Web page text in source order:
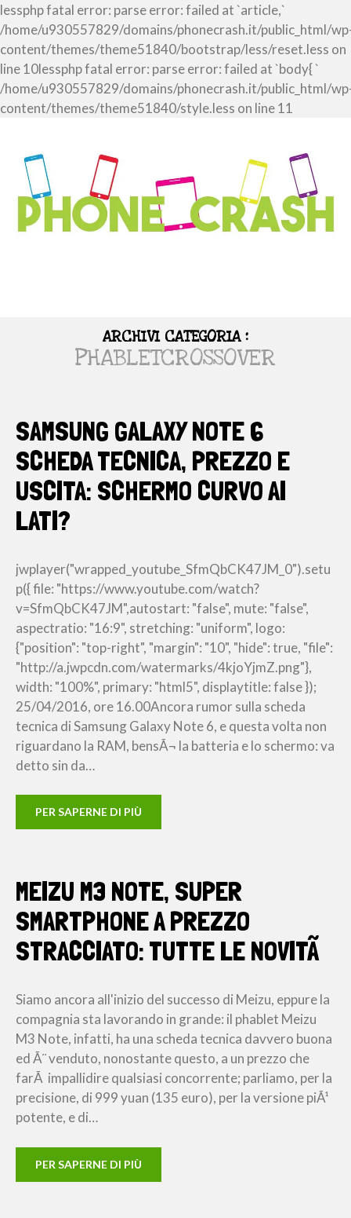
lessphp fatal error: parse error: failed at `article,`
/home/u930557829/domains/phonecrash.it/public_html/
content/themes/theme51840/bootstrap/less/reset.less on
line 10lessphp fatal error: parse error: failed at `body{ `
/home/u930557829/domains/phonecrash.it/public_html/
content/themes/theme51840/style.less on line 11
ARCHIVI CATEGORIA :
PHABLETCROSSOVER
SAMSUNG GALAXY NOTE 6
SCHEDA TECNICA, PREZZO E
USCITA: SCHERMO CURVO AI
LATI?
jwplayer("wrapped_youtube_SfmQbCK47JM_0").setu
p({ file: "https://www.youtube.com/watch?
v=SfmQbCK47JM",autostart: "false", mute: "false",
aspectratio: "16:9", stretching: "uniform", logo:
{"position": "top-right", "margin": "10", "hide": true, "file":
"http://a.jwpcdn.com/watermarks/4kjoYjmZ.png"},
width: "100%", primary: "html5", displaytitle: false });
25/04/2016, ore 16.00Ancora rumor sulla scheda
tecnica di Samsung Galaxy Note 6, e questa volta non
riguardano la RAM, bensÃ¬ la batteria e lo schermo: va
detto sin da…
PER SAPERNE DI PIÙ
MEIZU M3 NOTE, SUPER
SMARTPHONE A PREZZO
STRACCIATO: TUTTE LE NOVITÃ
Siamo ancora all'inizio del successo di Meizu, eppure la
compagnia sta lavorando in grande: il phablet Meizu
M3 Note, infatti, ha una scheda tecnica davvero buona
ed Ã¨ venduto, nonostante questo, a un prezzo che
farÃ impallidire qualsiasi concorrente; parliamo, per la
precisione, di 999 yuan (135 euro), per la versione piÃ¹
potente, e di…
PER SAPERNE DI PIÙ